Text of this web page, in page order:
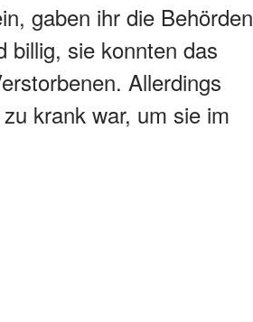
gaben ihr die Behörden
billig, sie konnten das
Allerdings
krank war, um sie im